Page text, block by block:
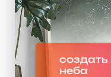
создать
неба